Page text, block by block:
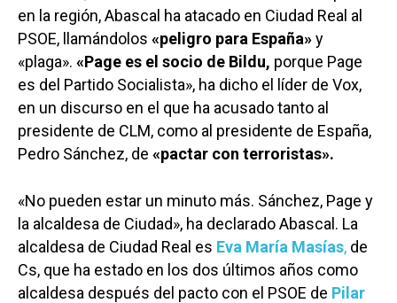
en la región, Abascal ha atacado en Ciudad Real al
PSOE, llamándolos «peligro para España»y
«plaga». «Page es el socio de Bildu, porque Page
es del Partido Socialista», ha dicho el líder de Vox,
en un discurso en el que ha acusado tanto al
presidente de CLM, como al presidente de España,
Pedro Sánchez, de «pactar con terroristas».
«No pueden estar un minuto más. Sánchez, Page y
la alcaldesa de Ciudad», ha declarado Abascal. La
alcaldesa de Ciudad Real es Eva María Masías, de
Cs, que ha estado en los dos últimos años como
alcaldesa después del pacto con el PSOE de Pilar